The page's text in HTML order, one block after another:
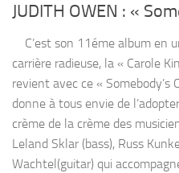
JUDITH OWEN : «
C’est son 11éme album en
carrière radieuse, la « Carole
revient avec ce «
donne à tous envie de
crème de la crème des
Leland Sklar (bass), Russ
Wachtel(guitar) qui